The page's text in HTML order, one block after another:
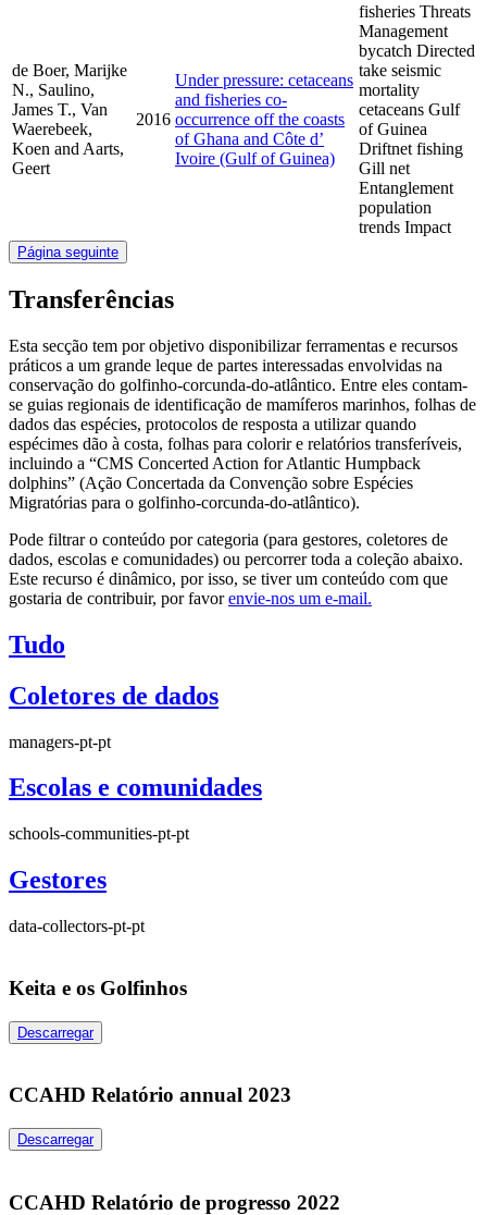
de Boer, Marijke
N., Saulino,
James T., Van
Waerebeek,
Koen and Aarts,
Geert
2016
Under pressure: cetaceans
and fisheries co-
occurrence off the coasts
of Ghana and Côte d’
Ivoire (Gulf of Guinea)
fisheries Threats
Management
bycatch Directed
take seismic
mortality
cetaceans Gulf
of Guinea
Driftnet fishing
Gill net
Entanglement
population
trends Impact
Página seguinte
Transferências
Esta secção tem por objetivo disponibilizar ferramentas e recursos
práticos a um grande leque de partes interessadas envolvidas na
conservação do golfinho-corcunda-do-atlântico. Entre eles contam-
se guias regionais de identificação de mamíferos marinhos, folhas de
dados das espécies, protocolos de resposta a utilizar quando
espécimes dão à costa, folhas para colorir e relatórios transferíveis,
incluindo a “CMS Concerted Action for Atlantic Humpback
dolphins” (Ação Concertada da Convenção sobre Espécies
Migratórias para o golfinho-corcunda-do-atlântico).
Pode filtrar o conteúdo por categoria (para gestores, coletores de
dados, escolas e comunidades) ou percorrer toda a coleção abaixo.
Este recurso é dinâmico, por isso, se tiver um conteúdo com que
gostaria de contribuir, por favorenvie-nos um e-mail.
Tudo
Coletores de dados
managers-pt-pt
Escolas e comunidades
schools-communities-pt-pt
Gestores
data-collectors-pt-pt
Keita e os Golfinhos
Descarregar
CCAHD Relatório annual 2023
Descarregar
CCAHD Relatório de progresso 2022